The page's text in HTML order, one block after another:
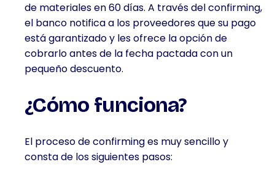
de materiales en 60 días. A través del confirming,
el banco notifica a los proveedores que su pago
está garantizado y les ofrece la opción de
cobrarlo antes de la fecha pactada con un
pequeño descuento.
¿Cómo funciona?
El proceso de confirming es muy sencillo y
consta de los siguientes pasos: